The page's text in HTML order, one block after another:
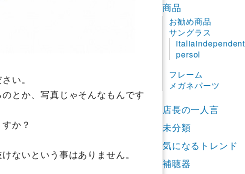
い。
とか、写真じゃそんなもんです
か？
ないという事はありません。
商品
お勧め商品
サングラス
italiaindependent
persol
フレーム
メガネパーツ
店長の一人言
未分類
気になるトレンド
補聴器